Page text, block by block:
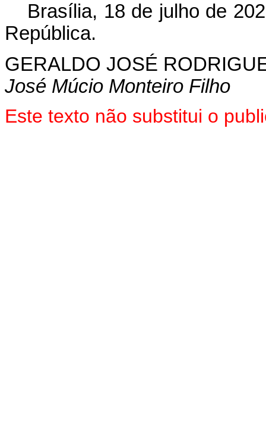
Brasília, 18 de julho de
República.
GERALDO JOSÉ
José Múcio Monteiro Filho
Este texto não substitui o